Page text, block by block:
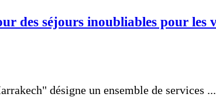
des séjours inoubliables pour les
désigne un ensemble de services ...